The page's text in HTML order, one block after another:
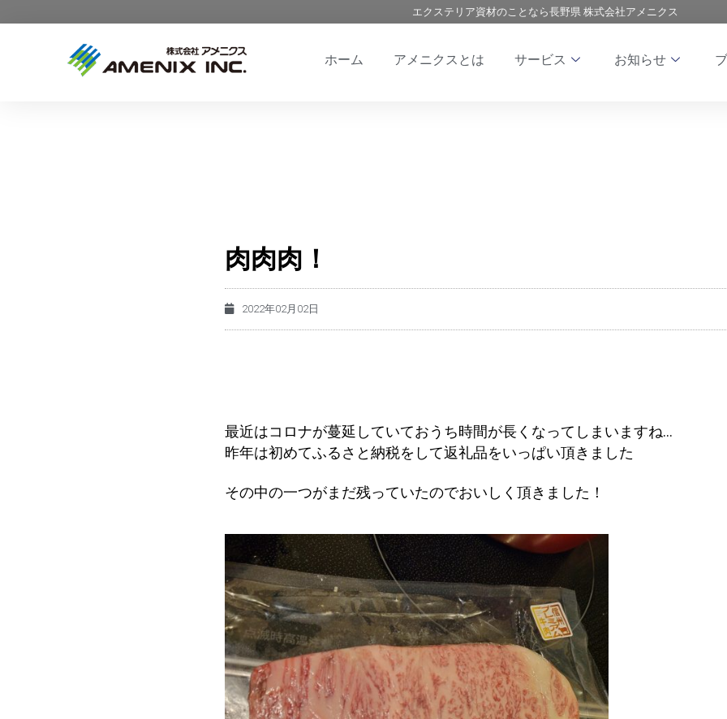
エクステリア資材のことなら長野県 株式会社アメニクス
ホーム アメニクスとは サービス お知らせ
肉肉肉！
2022年02月02日
最近はコロナが蔓延していておうち時間が長くなってしまいますね…
昨年は初めてふるさと納税をして返礼品をいっぱい頂きました
その中の一つがまだ残っていたのでおいしく頂きました！